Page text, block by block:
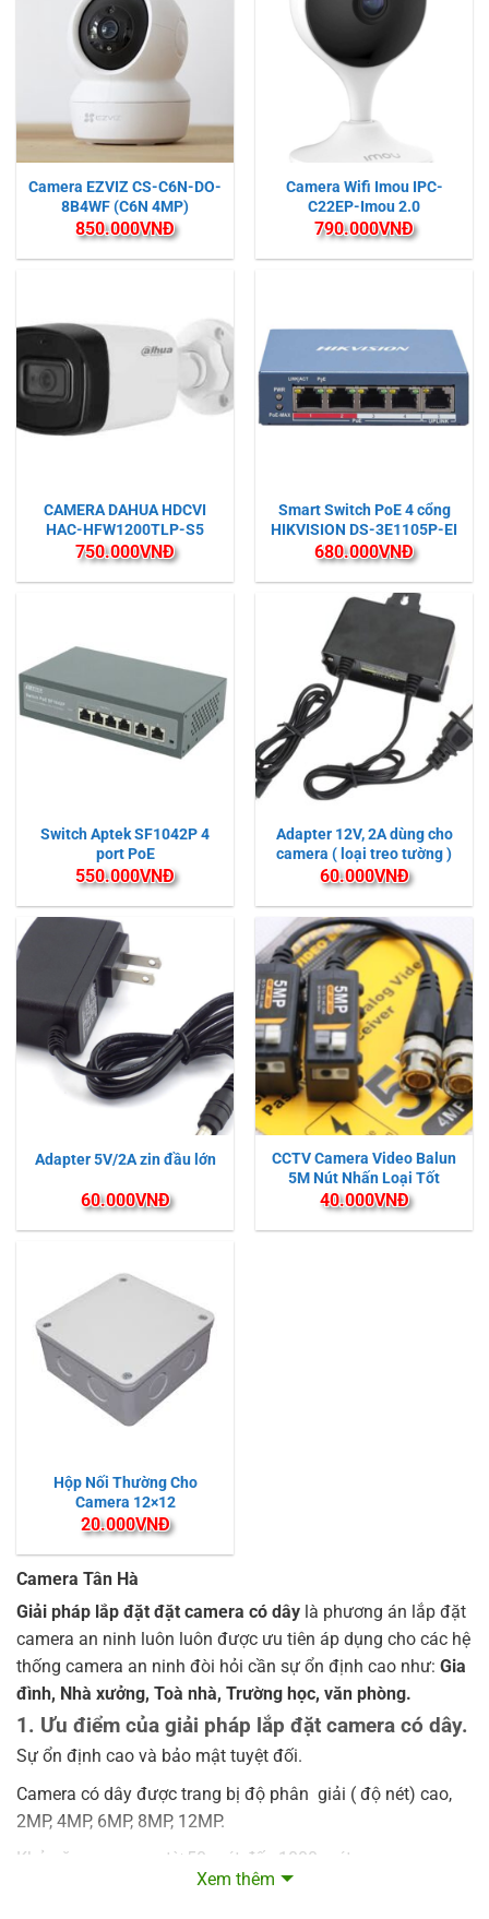
Camera EZVIZ CS-C6N-DO-
8B4WF (C6N 4MP)
850.000VNĐ
Camera Wifi Imou IPC-
C22EP-Imou 2.0
790.000VNĐ
CAMERA DAHUA HDCVI
HAC-HFW1200TLP-S5
750.000VNĐ
Smart Switch PoE 4 cổng
HIKVISION DS-3E1105P-EI
680.000VNĐ
Switch Aptek SF1042P 4
port PoE
550.000VNĐ
Adapter 12V, 2A dùng cho
camera ( loại treo tường )
60.000VNĐ
Adapter 5V/2A zin đầu lớn
60.000VNĐ
CCTV Camera Video Balun
5M Nút Nhấn Loại Tốt
40.000VNĐ
Hộp Nối Thường Cho
Camera 12×12
20.000VNĐ
Camera Tân Hà
Giải pháp lắp đặt đặt camera có dây là phương án lắp đặt
camera an ninh luôn luôn được ưu tiên áp dụng cho các hệ
thống camera an ninh đòi hỏi cần sự ổn định cao như: Gia
đình, Nhà xưởng, Toà nhà, Trường học, văn phòng.
1. Ưu điểm của giải pháp lắp đặt camera có dây.
Sự ổn định cao và bảo mật tuyệt đối.
Camera có dây được trang bị độ phân giải ( độ nét) cao,
2MP, 4MP, 6MP, 8MP, 12MP.
Khả năng zoom xa từ 50 mét đến 1000 mét.
Xem thêm